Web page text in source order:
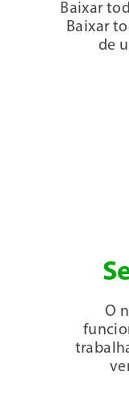
Baixar
Baixar
de
O